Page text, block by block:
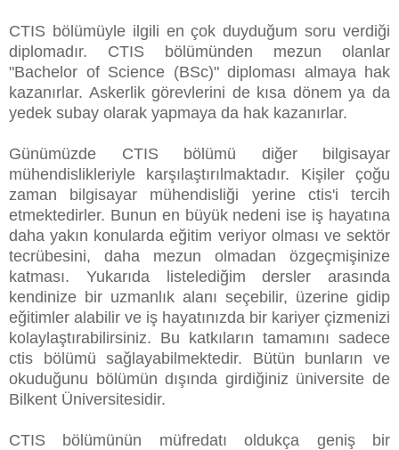
CTIS bölümüyle ilgili en çok duyduğum soru verdiği
diplomadır. CTIS bölümünden mezun olanlar
"Bachelor of Science (BSc)" diploması almaya hak
kazanırlar. Askerlik görevlerini de kısa dönem ya da
yedek subay olarak yapmaya da hak kazanırlar.
Günümüzde CTIS bölümü diğer bilgisayar
mühendislikleriyle karşılaştırılmaktadır. Kişiler çoğu
zaman bilgisayar mühendisliği yerine ctis'i tercih
etmektedirler. Bunun en büyük nedeni ise iş hayatına
daha yakın konularda eğitim veriyor olması ve sektör
tecrübesini, daha mezun olmadan özgeçmişinize
katması. Yukarıda listelediğim dersler arasında
kendinize bir uzmanlık alanı seçebilir, üzerine gidip
eğitimler alabilir ve iş hayatınızda bir kariyer çizmenizi
kolaylaştırabilirsiniz. Bu katkıların tamamını sadece
ctis bölümü sağlayabilmektedir. Bütün bunların ve
okuduğunu bölümün dışında girdiğiniz üniversite de
Bilkent Üniversitesidir.
CTIS bölümünün müfredatı oldukça geniş bir